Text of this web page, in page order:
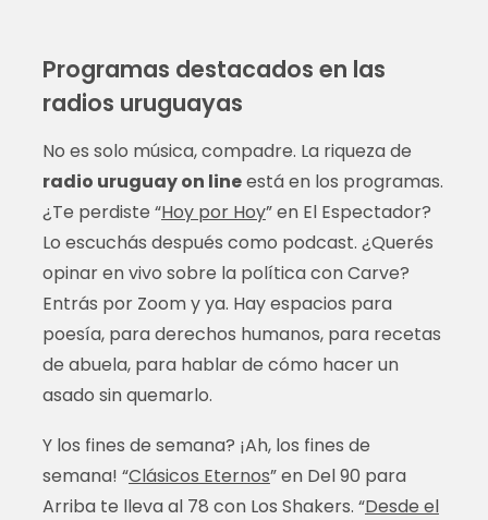
Programas destacados en las
radios uruguayas
No es solo música, compadre. La riqueza de
radio uruguay on lineestá en los programas.
¿Te perdiste “Hoy por Hoy” en El Espectador?
Lo escuchás después como podcast. ¿Querés
opinar en vivo sobre la política con Carve?
Entrás por Zoom y ya. Hay espacios para
poesía, para derechos humanos, para recetas
de abuela, para hablar de cómo hacer un
asado sin quemarlo.
Y los fines de semana? ¡Ah, los fines de
semana! “Clásicos Eternos” en Del 90 para
Arriba te lleva al 78 con Los Shakers. “Desde el